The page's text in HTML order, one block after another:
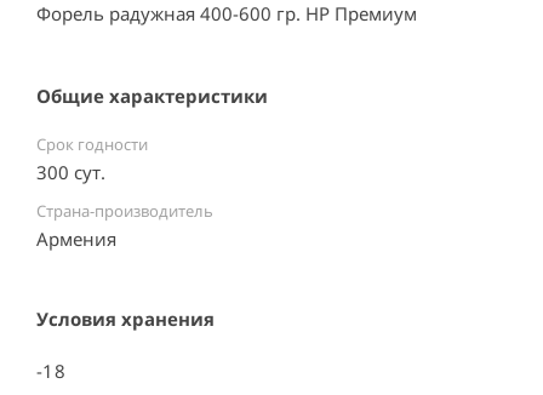
Форель радужная 400-600 гр. НР Премиум
Общие характеристики
Срок годности
300 сут.
Страна-производитель
Армения ⠀
Условия хранения
-18